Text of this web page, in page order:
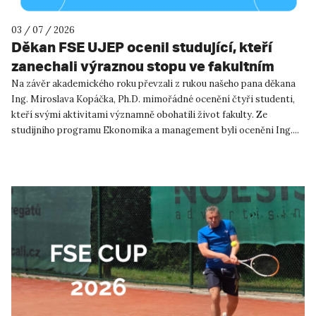
03 / 07 / 2026
Děkan FSE UJEP ocenil studující, kteří
zanechali výraznou stopu ve fakultním
životě
Na závěr akademického roku převzali z rukou našeho pana děkana
Ing. Miroslava Kopáčka, Ph.D. mimořádné ocenění čtyři studenti,
kteří svými aktivitami významně obohatili život fakulty. Ze
studijního programu Ekonomika a management byli oceněni Ing....